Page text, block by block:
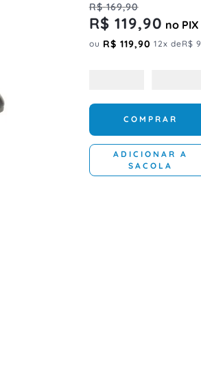
R$ 169,90
R$ 119,90 no PIX
ou R$ 119,90 12x deR$ 9
COMPRAR
ADICIONAR A
SACOLA